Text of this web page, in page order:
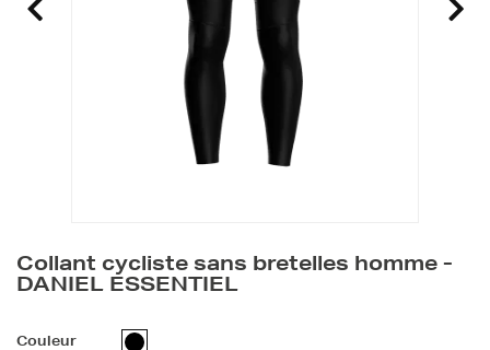
Collant cycliste sans bretelles homme -
DANIEL ESSENTIEL
Couleur NOIR